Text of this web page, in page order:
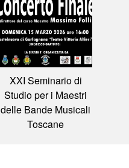
XXI Seminario di
Studio per i Maestri
delle Bande Musicali
Toscane